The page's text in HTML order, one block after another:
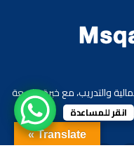
والتدريب، مع خبرة واسعة
والعربية.
Translate »
انقر للمساعدة